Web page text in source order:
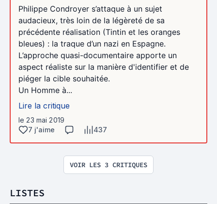
Philippe Condroyer s’attaque à un sujet
audacieux, très loin de la légèreté de sa
précédente réalisation (Tintin et les oranges
bleues) : la traque d’un nazi en Espagne.
L’approche quasi-documentaire apporte un
aspect réaliste sur la manière d'identifier et de
piéger la cible souhaitée.
Un Homme à...
Lire la critique
le 23 mai 2019
7 j'aime
437
VOIR LES 3 CRITIQUES
LISTES